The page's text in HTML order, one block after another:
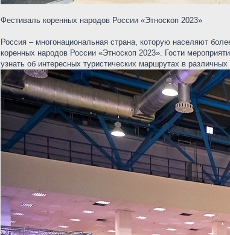
Фестиваль коренных народов России «Этноскоп 2023»
Россия – многонациональная страна, которую населяют
коренных народов России «Этноскоп 2023». Гости
узнать об интересных туристических маршрутах в